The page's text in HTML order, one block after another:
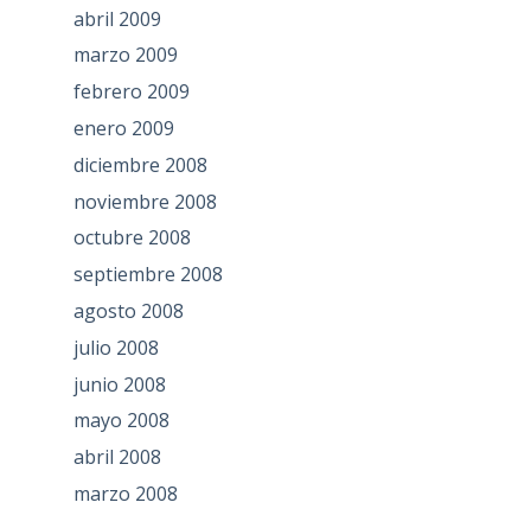
abril 2009
marzo 2009
febrero 2009
enero 2009
diciembre 2008
noviembre 2008
octubre 2008
septiembre 2008
agosto 2008
julio 2008
junio 2008
mayo 2008
abril 2008
marzo 2008